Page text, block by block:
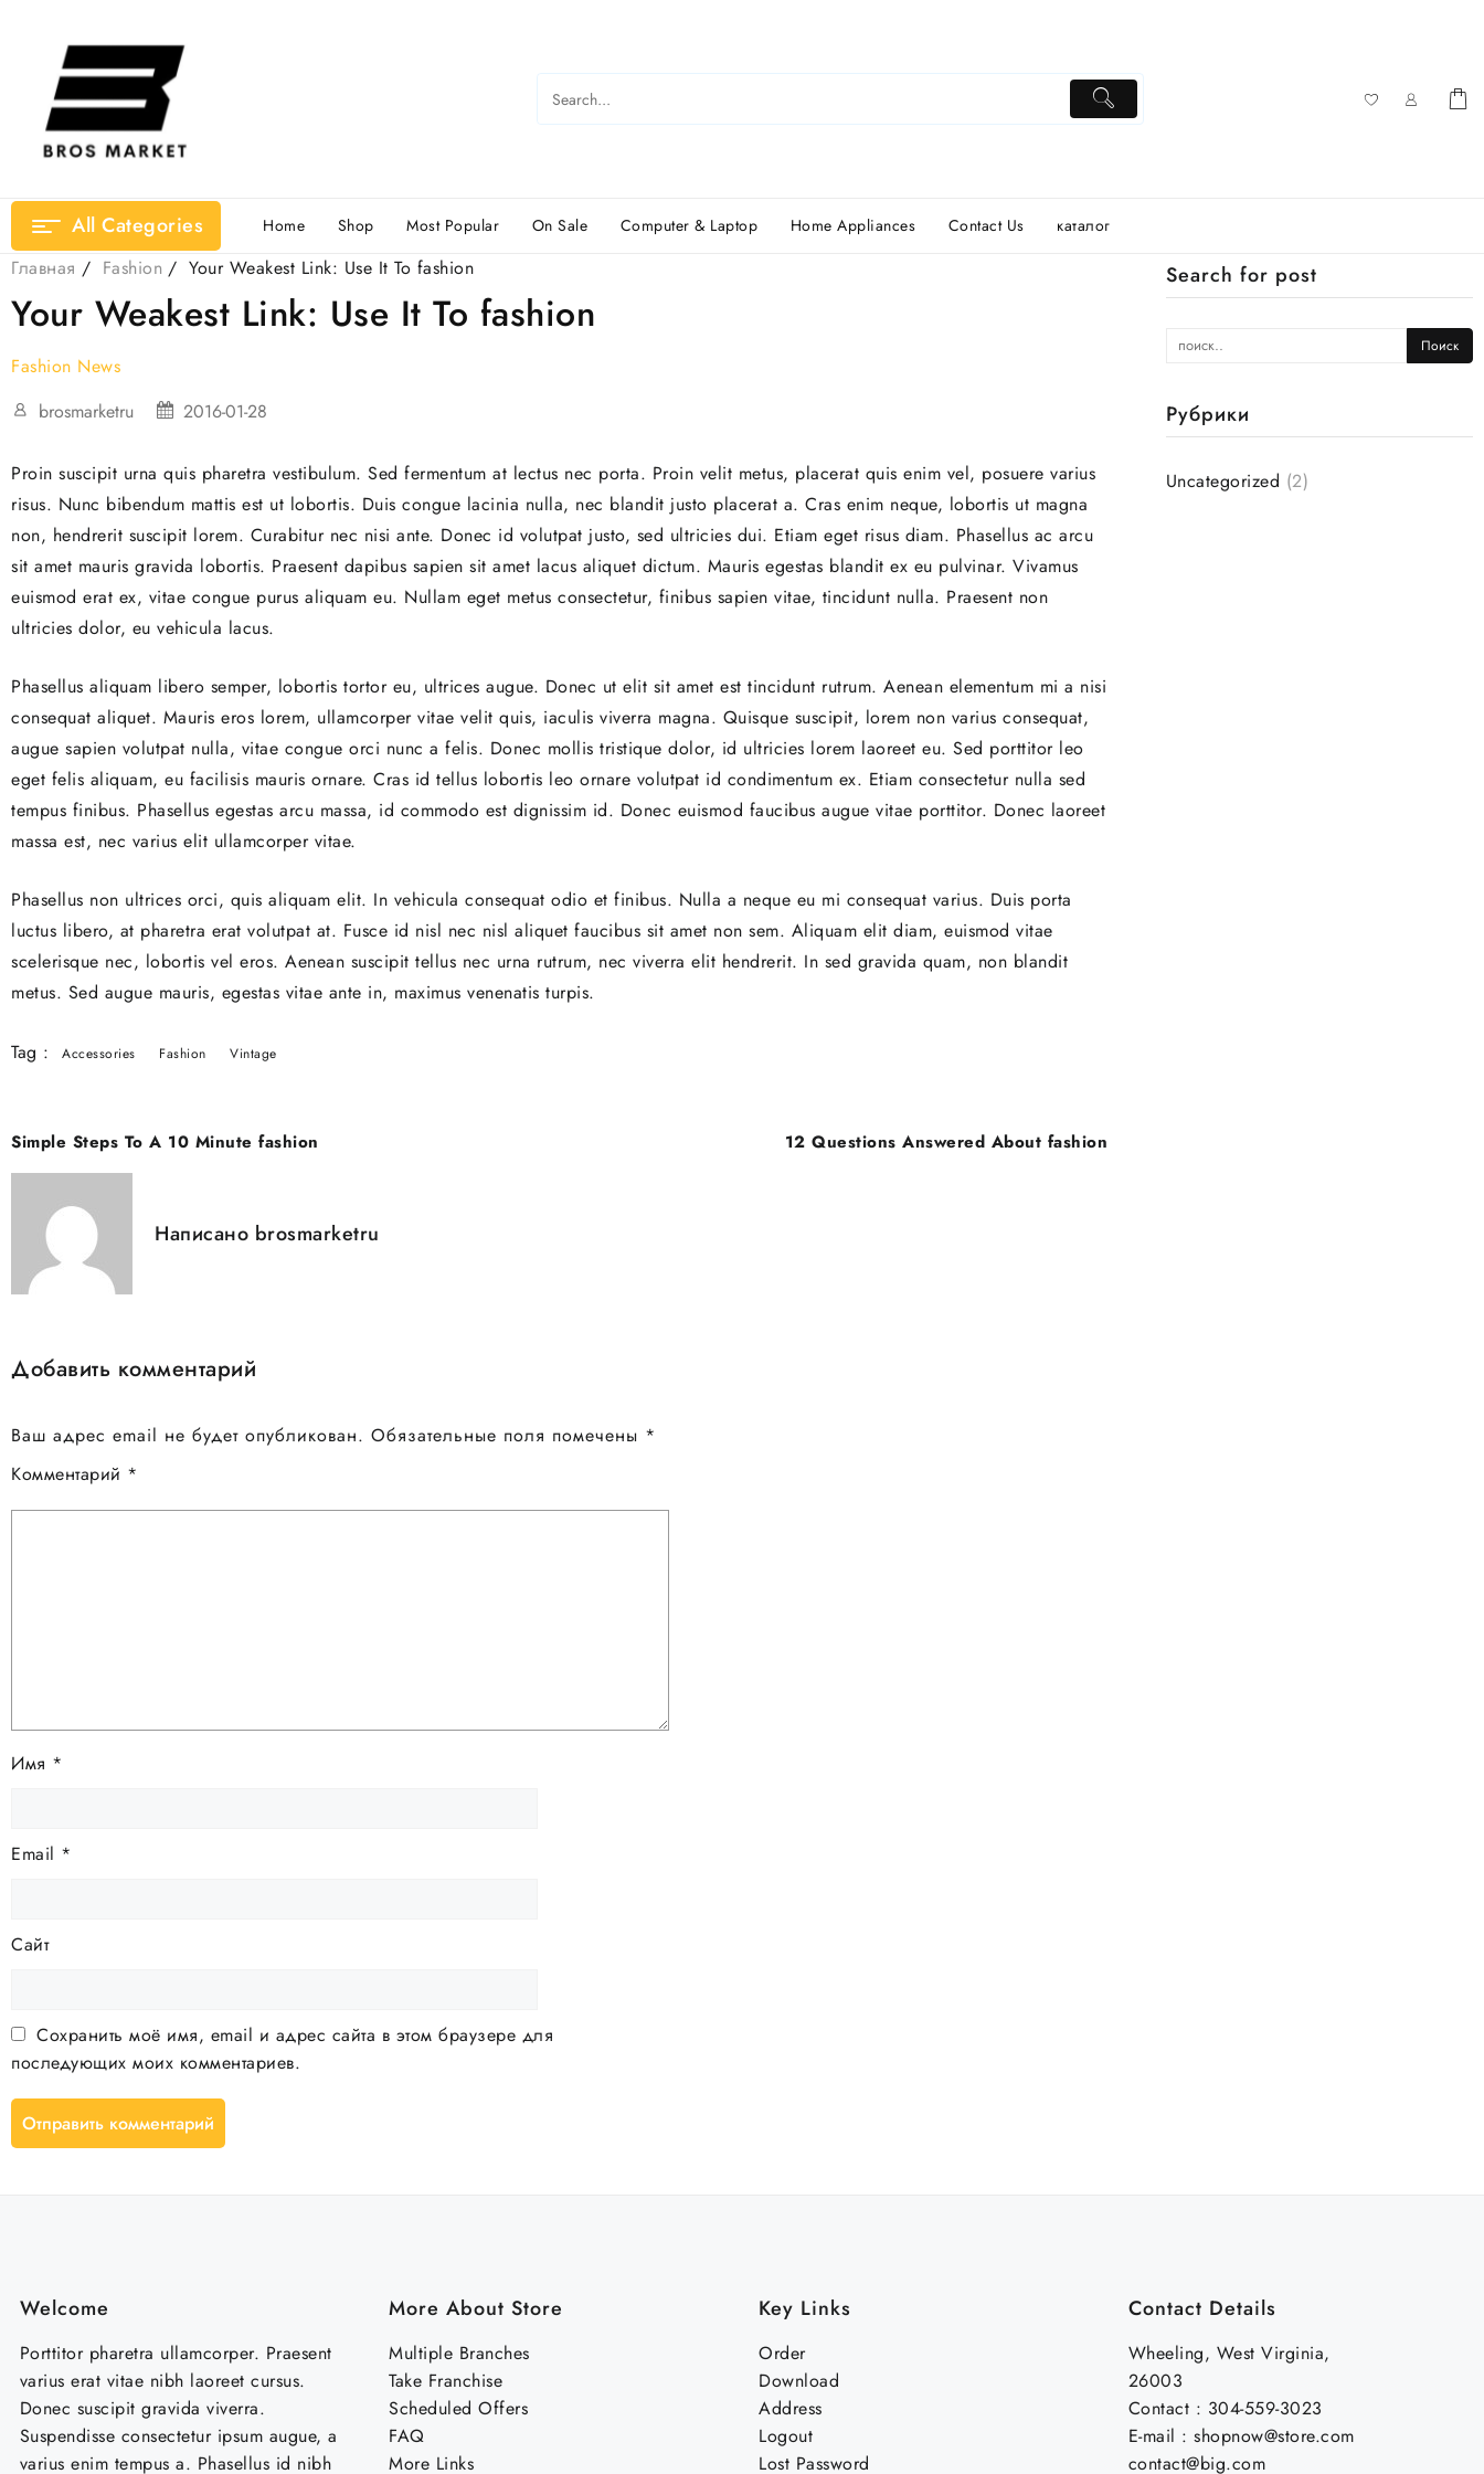
All Categories Home Shop Most Popular On Sale Computer & Laptop Home Appliances Contact Us каталог
Главная Fashion Your Weakest Link: Use It To fashion
Your Weakest Link: Use It To fashion
Fashion News
brosmarketru
2016-01-28
Proin suscipit urna quis pharetra vestibulum. Sed fermentum at lectus nec porta. Proin velit metus, placerat quis enim vel, posuere varius
risus. Nunc bibendum mattis est ut lobortis. Duis congue lacinia nulla, nec blandit justo placerat a. Cras enim neque, lobortis ut magna
non, hendrerit suscipit lorem. Curabitur nec nisi ante. Donec id volutpat justo, sed ultricies dui. Etiam eget risus diam. Phasellus ac arcu
sit amet mauris gravida lobortis. Praesent dapibus sapien sit amet lacus aliquet dictum. Mauris egestas blandit ex eu pulvinar. Vivamus
euismod erat ex, vitae congue purus aliquam eu. Nullam eget metus consectetur, finibus sapien vitae, tincidunt nulla. Praesent non
ultricies dolor, eu vehicula lacus.
Phasellus aliquam libero semper, lobortis tortor eu, ultrices augue. Donec ut elit sit amet est tincidunt rutrum. Aenean elementum mi a nisi
consequat aliquet. Mauris eros lorem, ullamcorper vitae velit quis, iaculis viverra magna. Quisque suscipit, lorem non varius consequat,
augue sapien volutpat nulla, vitae congue orci nunc a felis. Donec mollis tristique dolor, id ultricies lorem laoreet eu. Sed porttitor leo
eget felis aliquam, eu facilisis mauris ornare. Cras id tellus lobortis leo ornare volutpat id condimentum ex. Etiam consectetur nulla sed
tempus finibus. Phasellus egestas arcu massa, id commodo est dignissim id. Donec euismod faucibus augue vitae porttitor. Donec laoreet
massa est, nec varius elit ullamcorper vitae.
Phasellus non ultrices orci, quis aliquam elit. In vehicula consequat odio et finibus. Nulla a neque eu mi consequat varius. Duis porta
luctus libero, at pharetra erat volutpat at. Fusce id nisl nec nisl aliquet faucibus sit amet non sem. Aliquam elit diam, euismod vitae
scelerisque nec, lobortis vel eros. Aenean suscipit tellus nec urna rutrum, nec viverra elit hendrerit. In sed gravida quam, non blandit
metus. Sed augue mauris, egestas vitae ante in, maximus venenatis turpis.
Tag : Accessories Fashion Vintage
Simple Steps To A 10 Minute fashion 12 Questions Answered About fashion
Написано brosmarketru
Добавить комментарий
Ваш адрес email не будет опубликован. Обязательные поля помечены *
Комментарий *
Имя *
Email *
Сайт
Сохранить моё имя, email и адрес сайта в этом браузере для
последующих моих комментариев.
Search for post
Рубрики
Uncategorized (2)
Welcome
Porttitor pharetra ullamcorper. Praesent
varius erat vitae nibh laoreet cursus.
Donec suscipit gravida viverra.
Suspendisse consectetur ipsum augue, a
varius enim tempus a. Phasellus id nibh
More About Store
Multiple Branches
Take Franchise
Scheduled Offers
FAQ
More Links
Key Links
Order
Download
Address
Logout
Lost Password
Contact Details
Wheeling, West Virginia,
26003
Contact : 304-559-3023
E-mail : shopnow@store.com
contact@big.com